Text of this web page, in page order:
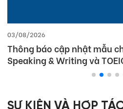
03/08/2026
Thông báo cập nhật mẫu
Speaking & Writing và
SỰ KIỆN VÀ HỢP